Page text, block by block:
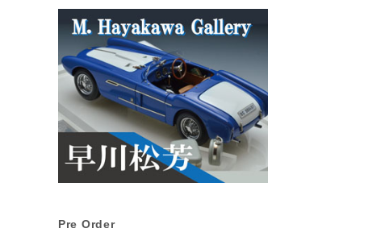
Pre Order